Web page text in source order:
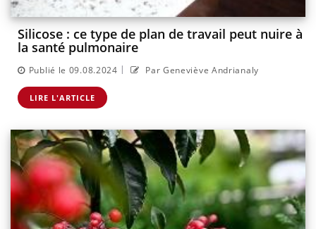
Silicose : ce type de plan de travail peut nuire à
la santé pulmonaire
Publié le 09.08.2024 | Par Geneviève Andrianaly
LIRE L'ARTICLE